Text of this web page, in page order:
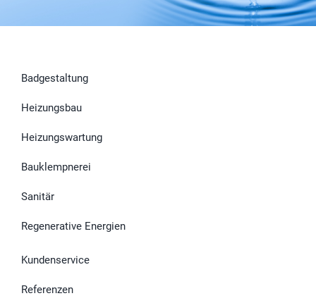
Badgestaltung
Heizungsbau
Heizungswartung
Bauklempnerei
Sanitär
Regenerative Energien
Kundenservice
Referenzen